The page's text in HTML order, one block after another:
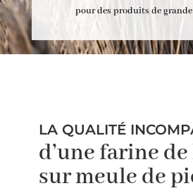
pour des produits de
LA QUALITÉ
d’une farine
sur meule de